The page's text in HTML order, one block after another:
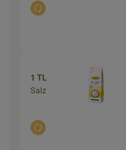
Auswahl ändern
1 TL
Salz
Auswahl ändern